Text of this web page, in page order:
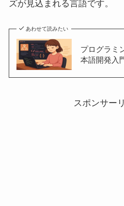
ズが見込まれる言語です。
あわせて読みたい
プログラミ
本語開発入
スポンサー